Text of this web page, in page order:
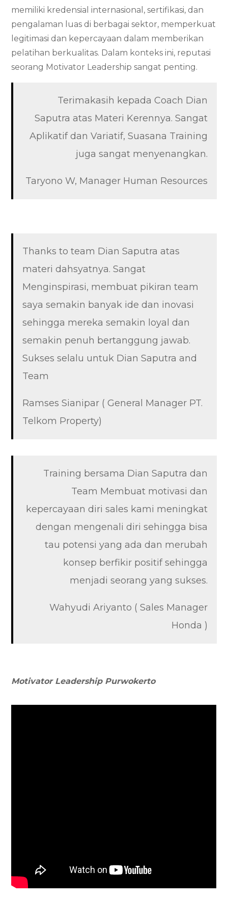
memiliki kredensial internasional, sertifikasi, dan
pengalaman luas di berbagai sektor, memperkuat
legitimasi dan kepercayaan dalam memberikan
pelatihan berkualitas. Dalam konteks ini, reputasi
seorang Motivator Leadership sangat penting.
Terimakasih kepada Coach Dian
Saputra atas Materi Kerennya. Sangat
Aplikatif dan Variatif, Suasana Training
juga sangat menyenangkan.
Taryono W, Manager Human Resources
Thanks to team Dian Saputra atas
materi dahsyatnya. Sangat
Menginspirasi, membuat pikiran team
saya semakin banyak ide dan inovasi
sehingga mereka semakin loyal dan
semakin penuh bertanggung jawab.
Sukses selalu untuk Dian Saputra and
Team
Ramses Sianipar ( General Manager PT.
Telkom Property)
Training bersama Dian Saputra dan
Team Membuat motivasi dan
kepercayaan diri sales kami meningkat
dengan mengenali diri sehingga bisa
tau potensi yang ada dan merubah
konsep berfikir positif sehingga
menjadi seorang yang sukses.
Wahyudi Ariyanto ( Sales Manager
Honda )
Motivator Leadership Purwokerto